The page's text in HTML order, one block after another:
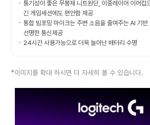
통기성이 좋은 무봉제 니트원단, 이중레이어 이어컵
긴 게임세션에도 편안함 제공
통합 빔포밍 마이크는 주변 소음을 줄여주는 AI 기
선명한 통신제공
24시간 사용가능으로 더욱 늘어난 배터리 수명
*이미지를 확대 하시면 더 자세히 볼 수 있습니다.